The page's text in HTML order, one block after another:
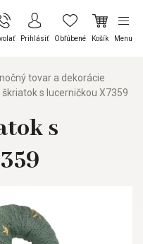
Prihlásiť Obľúbené Košík Menu
tovar a dekorácie
škriatok s lucerničkou X7359
s